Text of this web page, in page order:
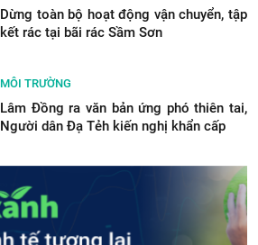
Dừng toàn bộ hoạt động vận chuyển, tập
kết rác tại bãi rác Sầm Sơn
MÔI TRƯỜNG
Lâm Đồng ra văn bản ứng phó thiên tai,
Người dân Đạ Tẻh kiến nghị khẩn cấp